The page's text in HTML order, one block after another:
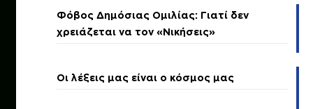
Φόβος Δημόσιας Ομιλίας: Γιατί δεν
χρειάζεται να τον «Νικήσεις»
Οι λέξεις μας είναι ο κόσμος μας